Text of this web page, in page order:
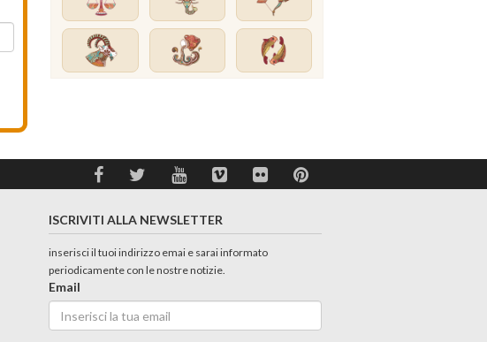
ISCRIVITI ALLA NEWSLETTER
inserisci il tuoi indirizzo emai e sarai informato
periodicamente con le nostre notizie.
Email